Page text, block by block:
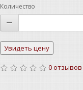
Количество
0 отзывов